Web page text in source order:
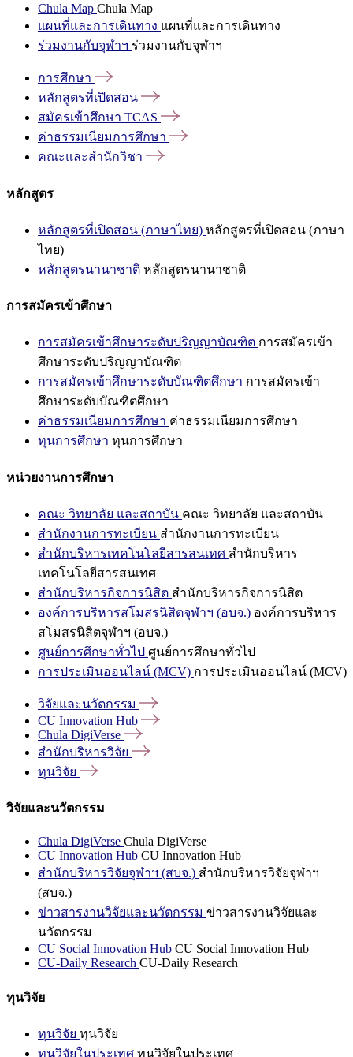
Chula Map Chula Map
แผนที่และการเดินทาง แผนที่และการเดินทาง
ร่วมงานกับจุฬาฯ ร่วมงานกับจุฬาฯ
การศึกษา
หลักสูตรที่เปิดสอน
สมัครเข้าศึกษา TCAS
ค่าธรรมเนียมการศึกษา
คณะและสำนักวิชา
หลักสูตร
หลักสูตรที่เปิดสอน (ภาษาไทย) หลักสูตรที่เปิดสอน (ภาษา
ไทย)
หลักสูตรนานาชาติ หลักสูตรนานาชาติ
การสมัครเข้าศึกษา
การสมัครเข้าศึกษาระดับปริญญาบัณฑิต การสมัครเข้า
ศึกษาระดับปริญญาบัณฑิต
การสมัครเข้าศึกษาระดับบัณฑิตศึกษา การสมัครเข้า
ศึกษาระดับบัณฑิตศึกษา
ค่าธรรมเนียมการศึกษา ค่าธรรมเนียมการศึกษา
ทุนการศึกษา ทุนการศึกษา
หน่วยงานการศึกษา
คณะ วิทยาลัย และสถาบัน คณะ วิทยาลัย และสถาบัน
สำนักงานการทะเบียน สำนักงานการทะเบียน
สำนักบริหารเทคโนโลยีสารสนเทศ สำนักบริหาร
เทคโนโลยีสารสนเทศ
สำนักบริหารกิจการนิสิต สำนักบริหารกิจการนิสิต
องค์การบริหารสโมสรนิสิตจุฬาฯ (อบจ.) องค์การบริหาร
สโมสรนิสิตจุฬาฯ (อบจ.)
ศูนย์การศึกษาทั่วไป ศูนย์การศึกษาทั่วไป
การประเมินออนไลน์ (MCV) การประเมินออนไลน์ (MCV)
วิจัยและนวัตกรรม
CU Innovation Hub
Chula DigiVerse
สำนักบริหารวิจัย
ทุนวิจัย
วิจัยและนวัตกรรม
Chula DigiVerse Chula DigiVerse
CU Innovation Hub CU Innovation Hub
สำนักบริหารวิจัยจุฬาฯ (สบจ.) สำนักบริหารวิจัยจุฬาฯ
(สบจ.)
ข่าวสารงานวิจัยและนวัตกรรม ข่าวสารงานวิจัยและ
นวัตกรรม
CU Social Innovation Hub CU Social Innovation Hub
CU-Daily Research CU-Daily Research
ทุนวิจัย
ทุนวิจัย ทุนวิจัย
ทุนวิจัยในประเทศ ทุนวิจัยในประเทศ